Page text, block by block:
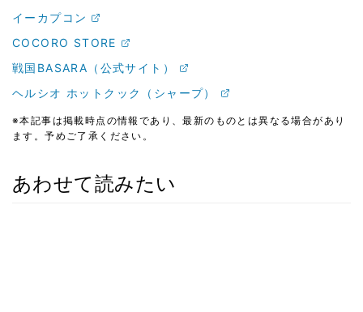
イーカプコン
COCORO STORE
戦国BASARA（公式サイト）
ヘルシオ ホットクック（シャープ）
※本記事は掲載時点の情報であり、最新のものとは異なる場合があり
ます。予めご了承ください。
あわせて読みたい